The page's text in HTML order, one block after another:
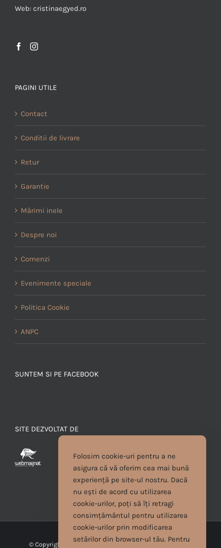
Web: cristinaegyed.ro
PAGINI UTILE
Contact
Conditii de livrare
Retur
Garantie
Mărimi inele
Despre noi
Comenzi
Evenimente speciale
Politica Cookie
ANPC
SUNTEM SI PE FACEBOOK
SITE DEZVOLTAT DE
© Copyright 2026 | Cristina Egyed | Toate drepturile
Folosim cookie-uri pentru a ne
asigura că vă oferim cea mai bună
experiență pe site-ul nostru. Dacă
nu ești de acord cu utilizarea
cookie-urilor, poți să îți retragi
consimțământul pentru utilizarea
cookie-urilor prin modificarea
setărilor din browser-ul tău. Pentru